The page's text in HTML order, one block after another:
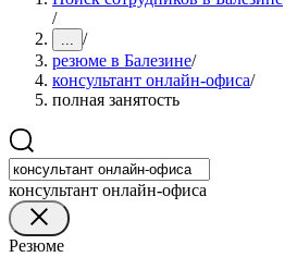
/
... /
резюме в Балезине/
консультант онлайн-офиса/
полная занятость
консультант онлайн-офиса
Резюме